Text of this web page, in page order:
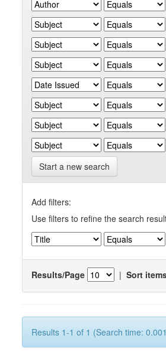
Start a new search
Add filters:
Use filters to refine the search
Results/Page | Sort
Results 1-1 of 1 (Search time: